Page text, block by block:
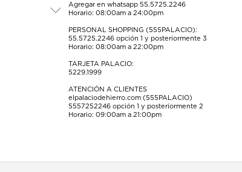
Agregar en whatsapp 55.5725.2246
Horario: 08:00am a 24:00pm
PERSONAL SHOPPING (555PALACIO):
55.5725.2246 opción 1 y posteriormente 3
Horario: 08:00am a 22:00pm
TARJETA PALACIO:
5229.1999
ATENCIÓN A CLIENTES
elpalaciodehierro.com (555PALACIO)
5557252246 opción 1 y posteriormente 2
Horario: 09:00am a 21:00pm